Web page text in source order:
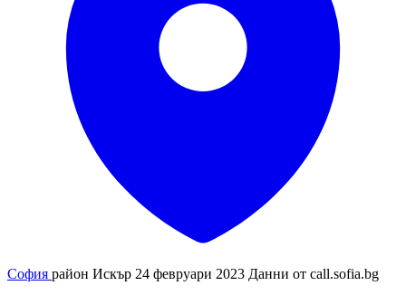
София район Искър 24 февруари 2023 Данни от call.sofia.bg